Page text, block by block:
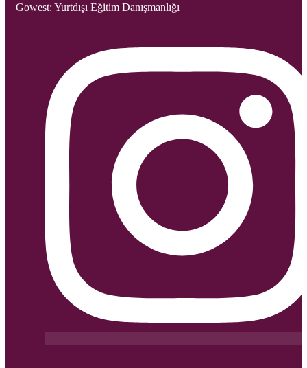
Gowest: Yurtdışı Eğitim Danışmanlığı